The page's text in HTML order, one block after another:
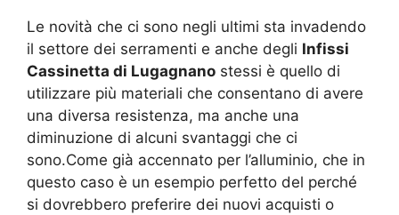
Le novità che ci sono negli ultimi sta invadendo
il settore dei serramenti e anche degli Infissi
Cassinetta di Lugagnano stessi è quello di
utilizzare più materiali che consentano di avere
una diversa resistenza, ma anche una
diminuzione di alcuni svantaggi che ci
sono.Come già accennato per l’alluminio, che in
questo caso è un esempio perfetto del perché
si dovrebbero preferire dei nuovi acquisti o